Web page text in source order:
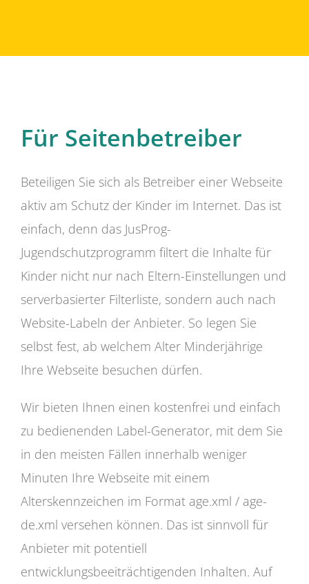
Für Seitenbetreiber
Beteiligen Sie sich als Betreiber einer Webseite
aktiv am Schutz der Kinder im Internet. Das ist
einfach, denn das JusProg-
Jugendschutzprogramm filtert die Inhalte für
Kinder nicht nur nach Eltern-Einstellungen und
serverbasierter Filterliste, sondern auch nach
Website-Labeln der Anbieter. So legen Sie
selbst fest, ab welchem Alter Minderjährige
Ihre Webseite besuchen dürfen.
Wir bieten Ihnen einen kostenfrei und einfach
zu bedienenden Label-Generator, mit dem Sie
in den meisten Fällen innerhalb weniger
Minuten Ihre Webseite mit einem
Alterskennzeichen im Format age.xml / age-
de.xml versehen können. Das ist sinnvoll für
Anbieter mit potentiell
entwicklungsbeeiträchtigenden Inhalten. Auf